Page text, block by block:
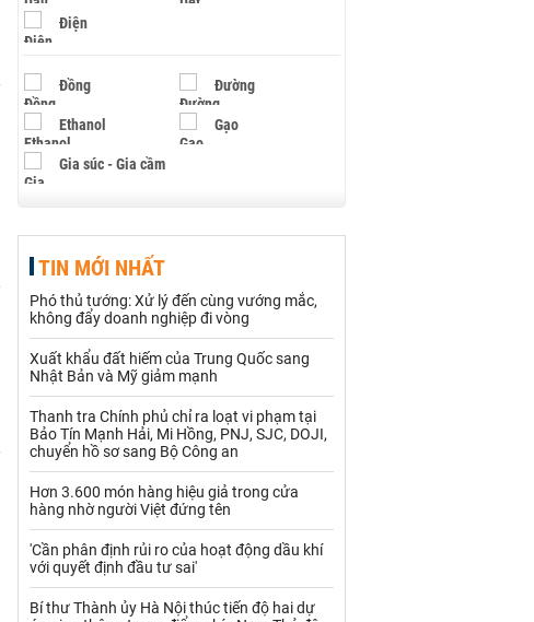
Điện
Đồng Đường
Ethanol Gạo
Gia súc - Gia cầm
Hạt điều
Khí đốt
Kim loại khác Mắc ca
Muối Ngũ cốc
Nhựa - Hạt nhựa
Palladium Phân bón
Rau - Củ -Quả Sắt thép
Sữa
TIN MỚI NHẤT
Phó thủ tướng: Xử lý đến cùng vướng mắc,
không đẩy doanh nghiệp đi vòng
Xuất khẩu đất hiếm của Trung Quốc sang
Nhật Bản và Mỹ giảm mạnh
Thanh tra Chính phủ chỉ ra loạt vi phạm tại
Bảo Tín Mạnh Hải, Mi Hồng, PNJ, SJC, DOJI,
chuyển hồ sơ sang Bộ Công an
Hơn 3.600 món hàng hiệu giả trong cửa
hàng nhờ người Việt đứng tên
'Cần phân định rủi ro của hoạt động dầu khí
với quyết định đầu tư sai'
Bí thư Thành ủy Hà Nội thúc tiến độ hai dự